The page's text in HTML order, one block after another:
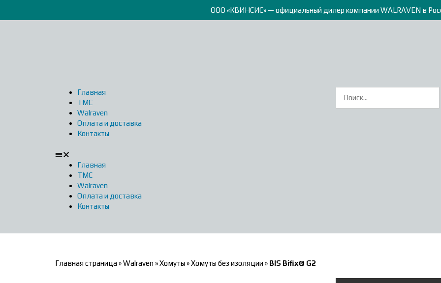
ООО «КВИНСИС» — официальный дилер компании WALRAVEN в
Главная
ТМС
Walraven
Оплата и доставка
Контакты
Главная
ТМС
Walraven
Оплата и доставка
Контакты
Главная страница»Walraven»Хомуты»Хомуты без изоляции» BIS Bifix® G2